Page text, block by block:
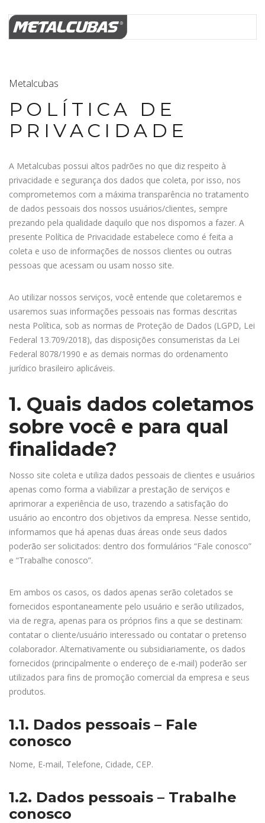
Metalcubas
POLÍTICA DE
PRIVACIDADE
A Metalcubas possui altos padrões no que diz respeito à
privacidade e segurança dos dados que coleta, por isso, nos
comprometemos com a máxima transparência no tratamento
de dados pessoais dos nossos usuários/clientes, sempre
prezando pela qualidade daquilo que nos dispomos a fazer. A
presente Política de Privacidade estabelece como é feita a
coleta e uso de informações de nossos clientes ou outras
pessoas que acessam ou usam nosso site.
Ao utilizar nossos serviços, você entende que coletaremos e
usaremos suas informações pessoais nas formas descritas
nesta Política, sob as normas de Proteção de Dados (LGPD, Lei
Federal 13.709/2018), das disposições consumeristas da Lei
Federal 8078/1990 e as demais normas do ordenamento
jurídico brasileiro aplicáveis.
1. Quais dados coletamos
sobre você e para qual
finalidade?
Nosso site coleta e utiliza dados pessoais de clientes e usuários
apenas como forma a viabilizar a prestação de serviços e
aprimorar a experiência de uso, trazendo a satisfação do
usuário ao encontro dos objetivos da empresa. Nesse sentido,
informamos que há apenas duas áreas onde seus dados
poderão ser solicitados: dentro dos formulários “Fale conosco”
e “Trabalhe conosco”.
Em ambos os casos, os dados apenas serão coletados se
fornecidos espontaneamente pelo usuário e serão utilizados,
via de regra, apenas para os próprios fins a que se destinam:
contatar o cliente/usuário interessado ou contatar o pretenso
colaborador. Alternativamente ou subsidiariamente, os dados
fornecidos (principalmente o endereço de e-mail) poderão ser
utilizados para fins de promoção comercial da empresa e seus
produtos.
1.1. Dados pessoais – Fale
conosco
Nome, E-mail, Telefone, Cidade, CEP.
1.2. Dados pessoais – Trabalhe
conosco